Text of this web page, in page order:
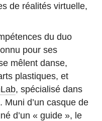
de réalités virtuelle,
du duo
pour ses
mêlent danse,
plastiques, et
, spécialisé dans
d’un casque de
d’un « guide », le